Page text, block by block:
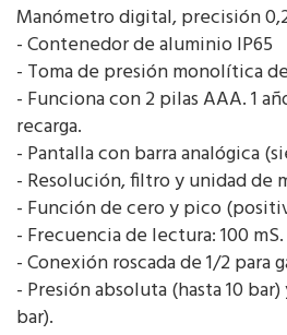
Manómetro digital, precisión
- Contenedor de aluminio IP65
- Toma de presión monolítica
- Funciona con 2 pilas AAA. 1
recarga.
- Pantalla con barra analógica
- Resolución, filtro y unidad de
- Función de cero y pico
- Frecuencia de lectura: 100 mS.
- Conexión roscada de 1/2 para
- Presión absoluta (hasta 10
bar).